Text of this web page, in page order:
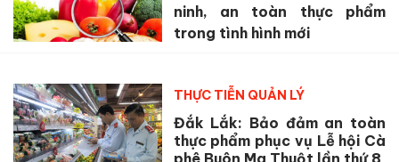
ninh, an toàn thực phẩm
trong tình hình mới
THỰC TIỄN QUẢN LÝ
Đắk Lắk: Bảo đảm an toàn
thực phẩm phục vụ Lễ hội Cà
phê Buôn Ma Thuột lần thứ 8